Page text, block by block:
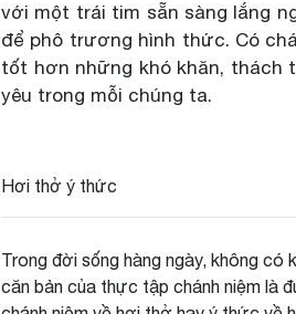
với một trái tim sẵn sàng lắng
để phô trương hình thức. Có
tốt hơn những khó khăn,
yêu trong mỗi chúng ta.
Hơi thở ý thức
Trong đời sống hàng ngày, không
căn bản của thực tập chánh niệm là